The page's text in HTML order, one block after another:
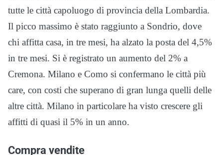
tutte le città capoluogo di provincia della Lombardia.
Il picco massimo è stato raggiunto a Sondrio, dove
chi affitta casa, in tre mesi, ha alzato la posta del 4,5%
in tre mesi. Si è registrato un aumento del 2% a
Cremona. Milano e Como si confermano le città più
care, con costi che superano di gran lunga quelli delle
altre città. Milano in particolare ha visto crescere gli
affitti di quasi il 5% in un anno.
Compra vendite